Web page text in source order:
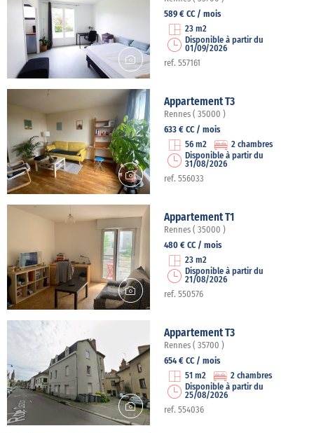
589 € CC / mois
23 m2
Disponible à partir du
01/09/2026
ref. 557161
Appartement T3
Rennes ( 35000 )
633 € CC / mois
56 m2
2 chambres
Disponible à partir du
31/08/2026
ref. 556033
Appartement T1
Rennes ( 35000 )
480 € CC / mois
23 m2
Disponible à partir du
21/08/2026
ref. 550576
Appartement T3
Rennes ( 35700 )
654 € CC / mois
51 m2
2 chambres
Disponible à partir du
25/08/2026
ref. 554036